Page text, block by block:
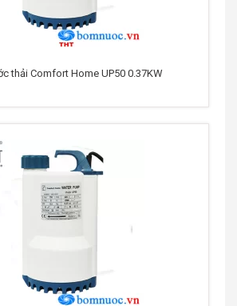
thải Comfort Home UP50 0.37KW